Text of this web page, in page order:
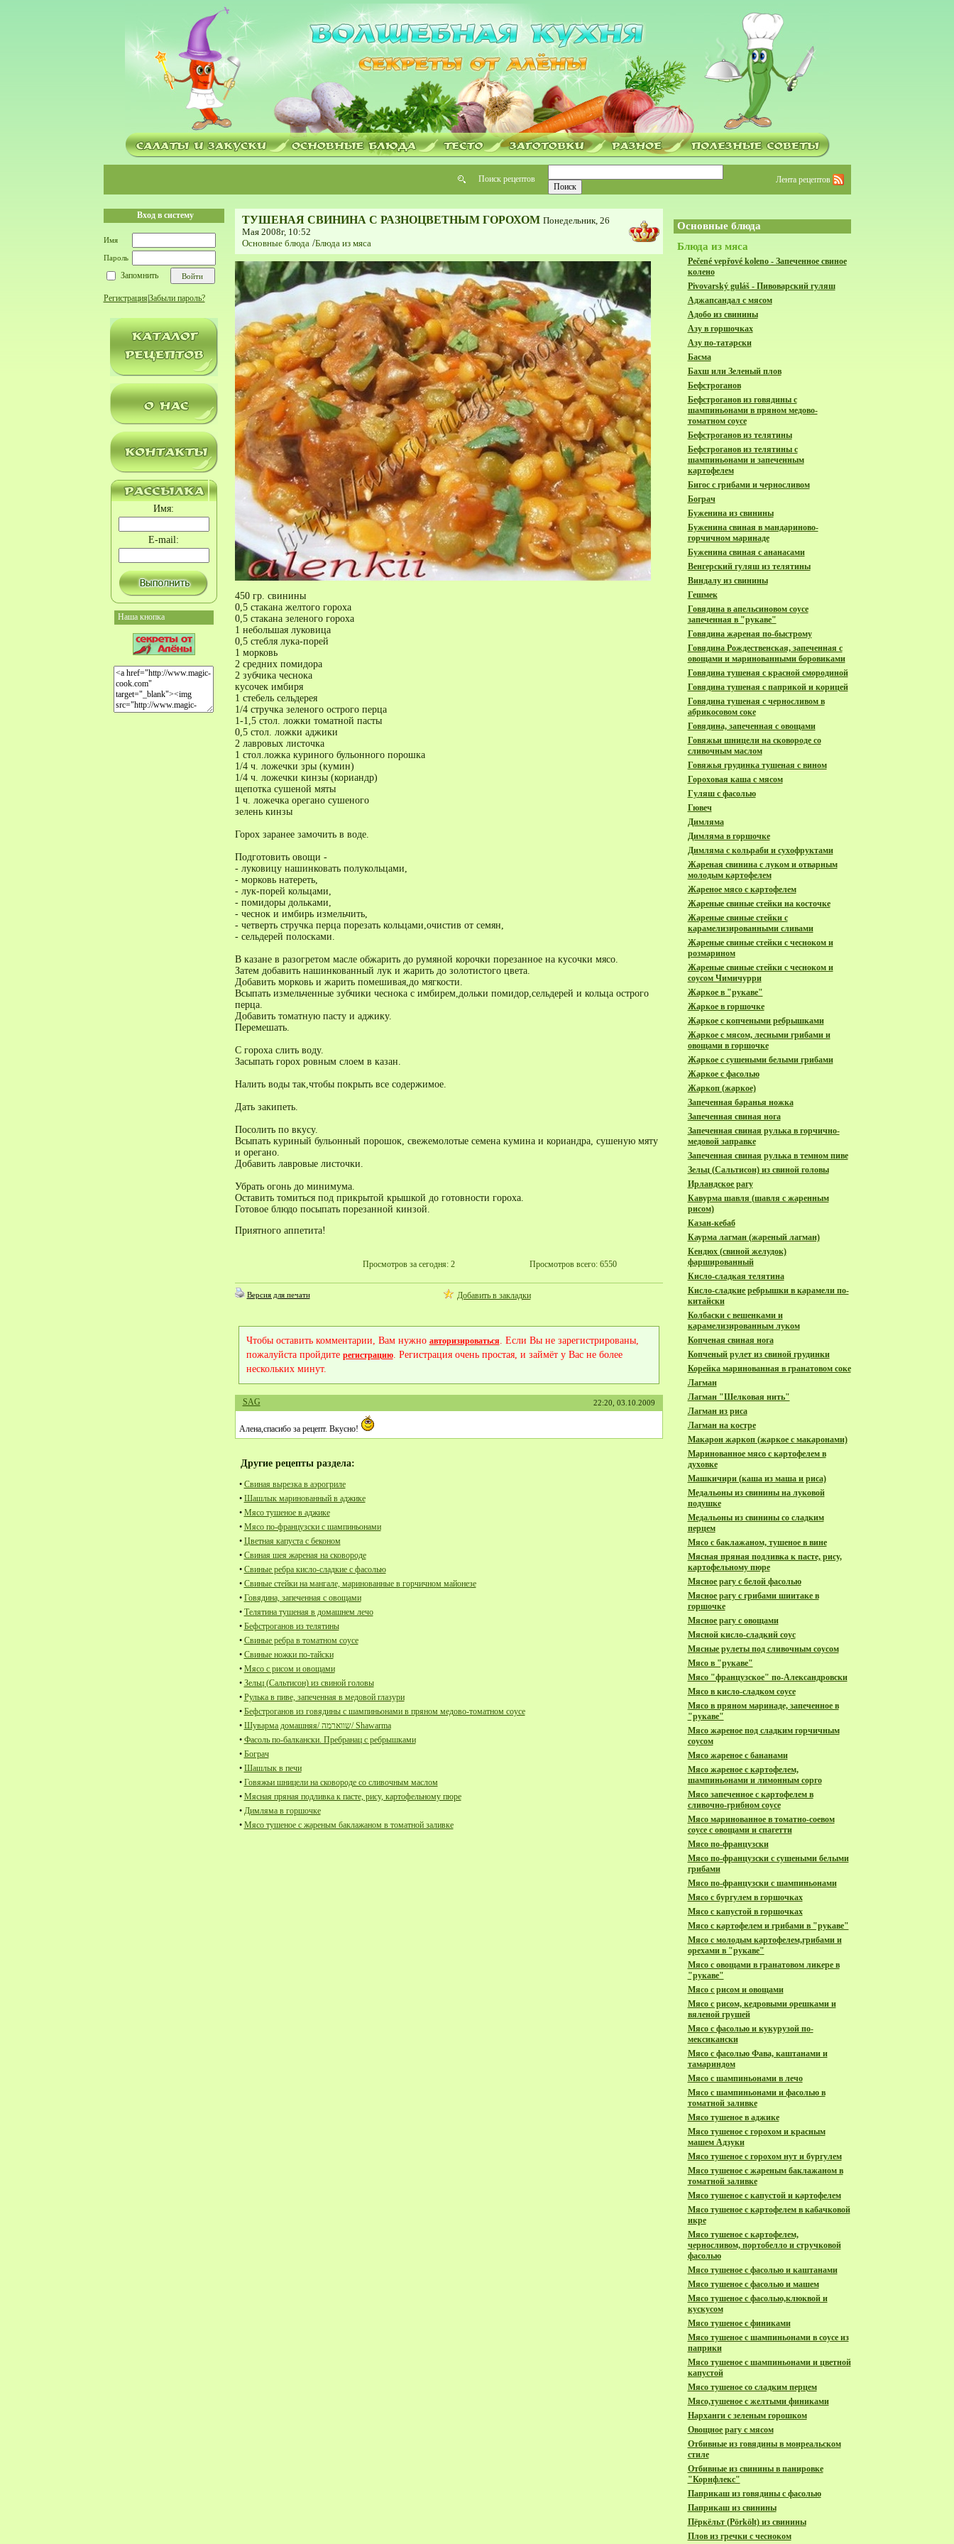
Поиск рецептов Лента рецептов
Вход в систему
Имя
Пароль
Запомнить
Регистрация Забыли пароль?
Имя:
E-mail:
Наша кнопка
ТУШЕНАЯ СВИНИНА С РАЗНОЦВЕТНЫМ ГОРОХОМ Понедельник, 26
Мая 2008г, 10:52
Основные блюда/Блюда из мяса
450 гр. свинины
0,5 стакана желтого гороха
0,5 стакана зеленого гороха
1 небольшая луковица
0,5 стебля лука-порей
1 морковь
2 средних помидора
2 зубчика чеснока
кусочек имбиря
1 стебель сельдерея
1/4 стручка зеленого острого перца
1-1,5 стол. ложки томатной пасты
0,5 стол. ложки аджики
2 лавровых листочка
1 стол.ложка куриного бульонного порошка
1/4 ч. ложечки зры (кумин)
1/4 ч. ложечки кинзы (кориандр)
щепотка сушеной мяты
1 ч. ложечка орегано сушеного
зелень кинзы
Горох заранее замочить в воде.
Подготовить овощи -
- луковицу нашинковать полукольцами,
- морковь натереть,
- лук-порей кольцами,
- помидоры дольками,
- чеснок и имбирь измельчить,
- четверть стручка перца порезать кольцами,очистив от семян,
- сельдерей полосками.
В казане в разогретом масле обжарить до румяной корочки порезанное на кусочки мясо.
Затем добавить нашинкованный лук и жарить до золотистого цвета.
Добавить морковь и жарить помешивая,до мягкости.
Всыпать измельченные зубчики чеснока с имбирем,дольки помидор,сельдерей и кольца острого
перца.
Добавить томатную пасту и аджику.
Перемешать.
С гороха слить воду.
Засыпать горох ровным слоем в казан.
Налить воды так,чтобы покрыть все содержимое.
Дать закипеть.
Посолить по вкусу.
Всыпать куриный бульонный порошок, свежемолотые семена кумина и кориандра, сушеную мяту
и орегано.
Добавить лавровые листочки.
Убрать огонь до минимума.
Оставить томиться под прикрытой крышкой до готовности гороха.
Готовое блюдо посыпать порезанной кинзой.
Приятного аппетита!
Просмотров за сегодня: 2 Просмотров всего: 6550
Версия для печати Добавить в закладки
Чтобы оставить комментарии, Вам нужно авторизироваться. Если Вы не зарегистрированы,
пожалуйста пройдите регистрацию. Регистрация очень простая, и займёт у Вас не более
нескольких минут.
SAG 22:20, 03.10.2009
Алена,спасибо за рецепт. Вкусно!
Другие рецепты раздела:
• Свиная вырезка в аэрогриле
• Шашлык маринованный в аджике
• Мясо тушеное в аджике
• Мясо по-французски с шампиньонами
• Цветная капуста с беконом
• Свиная шея жареная на сковороде
• Свиные ребра кисло-сладкие с фасолью
• Свиные стейки на мангале, маринованные в горчичном майонезе
• Говядина, запеченная с овощами
• Телятина тушеная в домашнем лечо
• Бефстроганов из телятины
• Свиные ребра в томатном соусе
• Свиные ножки по-тайски
• Мясо с рисом и овощами
• Зельц (Сальтисон) из свиной головы
• Рулька в пиве, запеченная в медовой глазури
• Бефстроганов из говядины с шампиньонами в пряном медово-томатном соусе
•
Шуварма домашняя/ שווארמה/ Shawarma
• Фасоль по-балкански. Пребранац с ребрышками
• Бограч
• Шашлык в печи
• Говяжьи шницели на сковороде со сливочным маслом
• Мясная пряная подливка к пасте, рису, картофельному пюре
• Димляма в горшочке
• Мясо тушеное с жареным баклажаном в томатной заливке
Основные блюда
Блюда из мяса
Pečené vepřové koleno - Запеченное свиное
колено
Pivovarský guláš - Пивоварский гуляш
Аджапсандал с мясом
Адобо из свинины
Азу в горшочках
Азу по-татарски
Басма
Бахш или Зеленый плов
Бефстроганов
Бефстроганов из говядины с
шампиньонами в пряном медово-
томатном соусе
Бефстроганов из телятины
Бефстроганов из телятины с
шампиньонами и запеченным
картофелем
Бигос с грибами и черносливом
Бограч
Буженина из свинины
Буженина свиная в мандариново-
горчичном маринаде
Буженина свиная с ананасами
Венгерский гуляш из телятины
Виндалу из свинины
Гешмек
Говядина в апельсиновом соусе
запеченная в "рукаве"
Говядина жареная по-быстрому
Говядина Рождественская, запеченная с
овощами и маринованными боровиками
Говядина тушеная с красной смородиной
Говядина тушеная с паприкой и корицей
Говядина тушеная с черносливом в
абрикосовом соке
Говядина, запеченная с овощами
Говяжьи шницели на сковороде со
сливочным маслом
Говяжья грудинка тушеная с вином
Гороховая каша с мясом
Гуляш с фасолью
Гювеч
Димляма
Димляма в горшочке
Димляма с кольраби и сухофруктами
Жареная свинина с луком и отварным
молодым картофелем
Жареное мясо с картофелем
Жареные свиные стейки на косточке
Жареные свиные стейки с
карамелизированными сливами
Жареные свиные стейки с чесноком и
розмарином
Жареные свиные стейки с чесноком и
соусом Чимичурри
Жаркое в "рукаве"
Жаркое в горшочке
Жаркое с копчеными ребрышками
Жаркое с мясом, лесными грибами и
овощами в горшочке
Жаркое с сушеными белыми грибами
Жаркое с фасолью
Жаркоп (жаркое)
Запеченная баранья ножка
Запеченная свиная нога
Запеченная свиная рулька в горчично-
медовой заправке
Запеченная свиная рулька в темном пиве
Зельц (Сальтисон) из свиной головы
Ирландское рагу
Кавурма шавля (шавля с жаренным
рисом)
Казан-кебаб
Каурма лагман (жареный лагман)
Кендюх (свиной желудок)
фаршированный
Кисло-сладкая телятина
Кисло-сладкие ребрышки в карамели по-
китайски
Колбаски с вешенками и
карамелизированным луком
Копченая свиная нога
Копченый рулет из свиной грудинки
Корейка маринованная в гранатовом соке
Лагман
Лагман "Шелковая нить"
Лагман из риса
Лагман на костре
Макарон жаркоп (жаркое с макаронами)
Маринованное мясо с картофелем в
духовке
Машкичири (каша из маша и риса)
Медальоны из свинины на луковой
подушке
Медальоны из свинины со сладким
перцем
Мяcо с баклажаном, тушеное в вине
Мясная пряная подливка к пасте, рису,
картофельному пюре
Мясное рагу с белой фасолью
Мясное рагу с грибами шиитаке в
горшочке
Мясное рагу с овощами
Мясной кисло-сладкий соус
Мясные рулеты под сливочным соусом
Мясо в "рукаве"
Мясо "французское" по-Александровски
Мясо в кисло-сладком соусе
Мясо в пряном маринаде, запеченное в
"рукаве"
Мясо жареное под сладким горчичным
соусом
Мясо жареное с бананами
Мясо жареное с картофелем,
шампиньонами и лимонным сорго
Мясо запеченное с картофелем в
сливочно-грибном соусе
Мясо маринованное в томатно-соевом
соусе с овощами и спагетти
Мясо по-французски
Мясо по-французски с сушеными белыми
грибами
Мясо по-французски с шампиньонами
Мясо с бургулем в горшочках
Мясо с капустой в горшочках
Мясо с картофелем и грибами в "рукаве"
Мясо с молодым картофелем,грибами и
орехами в "рукаве"
Мясо с овощами в гранатовом ликере в
"рукаве"
Мясо с рисом и овощами
Мясо с рисом, кедровыми орешками и
вяленой грушей
Мясо с фасолью и кукурузой по-
мексикански
Мясо с фасолью Фава, каштанами и
тамариндом
Мясо с шампиньонами в лечо
Мясо с шампиньонами и фасолью в
томатной заливке
Мясо тушеное в аджике
Мясо тушеное с горохом и красным
машем Адзуки
Мясо тушеное с горохом нут и бургулем
Мясо тушеное с жареным баклажаном в
томатной заливке
Мясо тушеное с капустой и картофелем
Мясо тушеное с картофелем в кабачковой
икре
Мясо тушеное с картофелем,
черносливом, портобелло и стручковой
фасолью
Мясо тушеное с фасолью и каштанами
Мясо тушеное с фасолью и машем
Мясо тушеное с фасолью,клюквой и
кускусом
Мясо тушеное с финиками
Мясо тушеное с шампиньонами в соусе из
паприки
Мясо тушеное с шампиньонами и цветной
капустой
Мясо тушеное со сладким перцем
Мясо,тушеное с желтыми финиками
Нарханги с зеленым горошком
Овощное рагу с мясом
Отбивные из говядины в монреальском
стиле
Отбивные из свинины в панировке
"Корнфлекс"
Паприкаш из говядины с фасолью
Паприкаш из свинины
Пёркёльт (Pörkölt) из свинины
Плов из гречки с чесноком